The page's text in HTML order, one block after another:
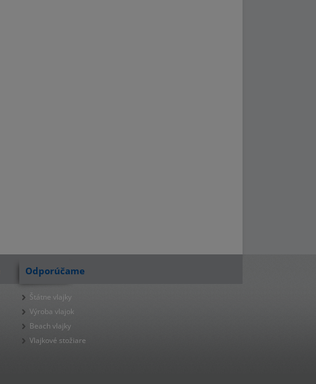
Odporúčame
Štátne vlajky
Výroba vlajok
Beach vlajky
Vlajkové stožiare